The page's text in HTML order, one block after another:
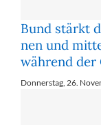
Bund stärkt
nen und
wäh­rend
Donnerstag, 26.